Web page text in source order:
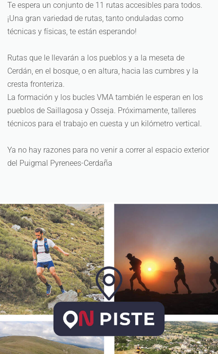
Te espera un conjunto de 11 rutas accesibles para todos.
¡Una gran variedad de rutas, tanto onduladas como
técnicas y físicas, te están esperando!
Rutas que le llevarán a los pueblos y a la meseta de
Cerdán, en el bosque, o en altura, hacia las cumbres y la
cresta fronteriza.
La formación y los bucles VMA también le esperan en los
pueblos de Saillagosa y Osseja. Próximamente, talleres
técnicos para el trabajo en cuesta y un kilómetro vertical.
Ya no hay razones para no venir a correr al espacio exterior
del Puigmal Pyrenees-Cerdaña